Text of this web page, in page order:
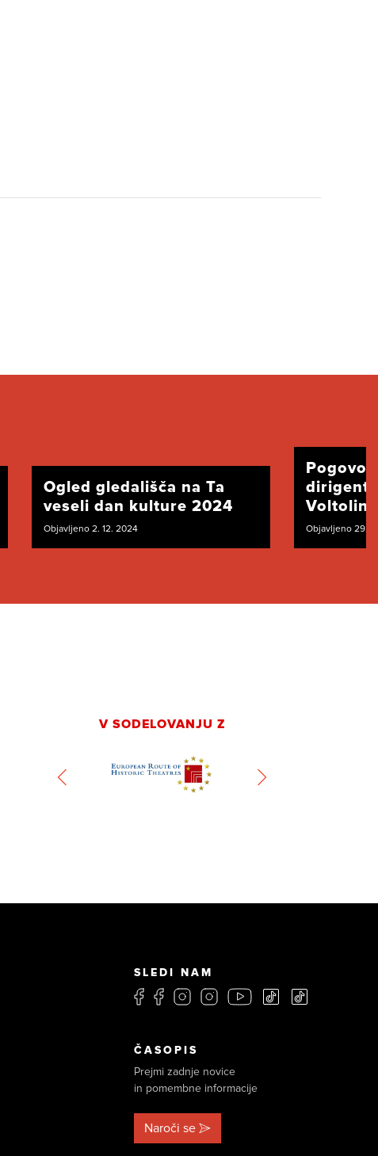
Ogled gledališča na Ta
veseli dan kulture 2024
Objavljeno 2. 12. 2024 Objavljeno 29.
V SODELOVANJU Z
SLEDI NAM
ČASOPIS
Prejmi zadnje novice
in pomembne informacije
Naroči se